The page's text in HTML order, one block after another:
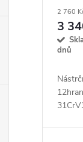
2 760
3
dnů